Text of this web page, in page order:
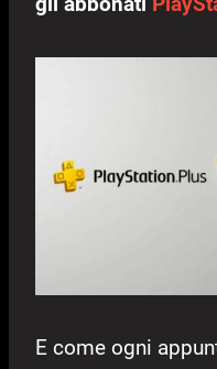
E come ogni